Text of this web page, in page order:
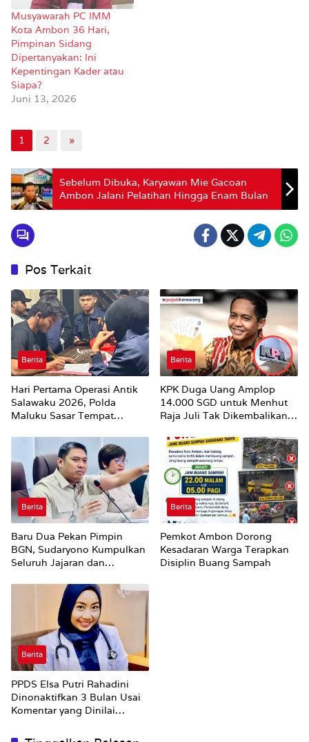
Musyawarah PC IMM
Kota Ambon 36 Hari,
Pimpinan Sidang
Dipertanyakan: Ini
Kepentingan Kader atau
Siapa?
Juni 13, 2026
1 2 »
Sebelum Dibuka, Karyawan Mie Gacoan
Ambon Jalani Pelatihan Hingga Enam Bulan
Pos Terkait
Berita
Hari Pertama Operasi Antik
Salawaku 2026, Polda
Maluku Sasar Tempat
Berita
KPK Duga Uang Amplop
14.000 SGD untuk Menhut
Raja Juli Tak Dikembalikan
Berita
Baru Dua Pekan Pimpin
BGN, Sudaryono Kumpulkan
Seluruh Jajaran dan
Pungli dan Pemerasan
Supplier harus Berhenti
Berita
Pemkot Ambon Dorong
Kesadaran Warga Terapkan
Disiplin Buang Sampah
Berita
PPDS Elsa Putri Rahadini
Dinonaktifkan 3 Bulan Usai
Komentar yang Dinilai